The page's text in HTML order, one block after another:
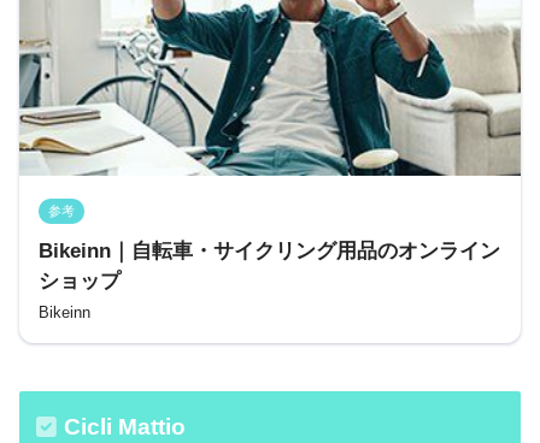
参考
Bikeinn｜自転車・サイクリング用品のオンライン
ショップ
Bikeinn
Cicli Mattio